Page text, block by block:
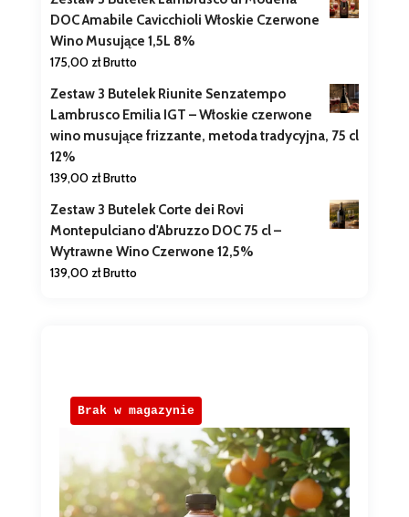
DOC Amabile Cavicchioli Włoskie Czerwone
Wino Musujące 1,5L 8%
175,00 złBrutto
Zestaw 3 Butelek Riunite Senzatempo
Lambrusco Emilia IGT – Włoskie czerwone
wino musujące frizzante, metoda tradycyjna, 75 cl
12%
139,00 złBrutto
Zestaw 3 Butelek Corte dei Rovi
Montepulciano d'Abruzzo DOC 75 cl –
Wytrawne Wino Czerwone 12,5%
139,00 złBrutto
Brak w magazynie